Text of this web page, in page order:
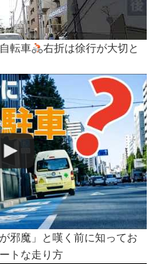
転車
右折は徐行が大切と
邪魔」と嘆く前に知ってお
トな走り方